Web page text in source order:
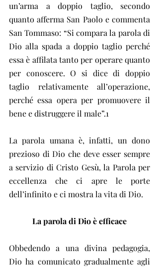
un’arma a doppio taglio, secondo
quanto afferma San Paolo e commenta
San Tommaso: “Si compara la parola di
Dio alla spada a doppio taglio perché
essa è affilata tanto per operare quanto
per conoscere. O si dice di doppio
taglio relativamente all’operazione,
perché essa opera per promuovere il
bene e distruggere il male”.1
La parola umana è, infatti, un dono
prezioso di Dio che deve esser sempre
a servizio di Cristo Gesù, la Parola per
eccellenza che ci apre le porte
dell’infinito e ci mostra la vita di Dio.
La parola di Dio è efficace
Obbedendo a una divina pedagogia,
Dio ha comunicato gradualmente agli